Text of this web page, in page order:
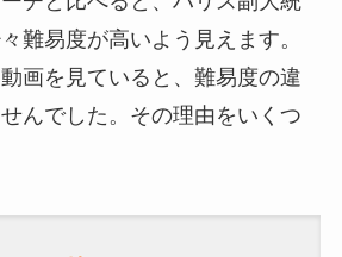
難易度が高いよう見えます。
画を見ていると、難易度の違
んでした。その理由をいくつ